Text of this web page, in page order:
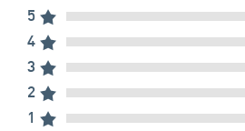
5
4
3
2
1